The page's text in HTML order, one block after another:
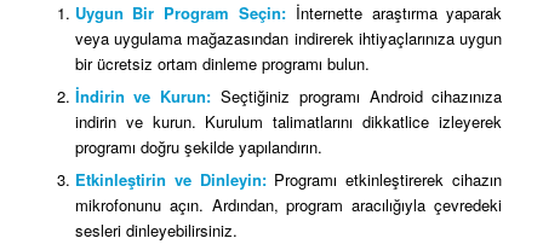
Uygun Bir Program Seçin: İnternette araştırma yaparak
veya uygulama mağazasından indirerek ihtiyaçlarınıza uygun
bir ücretsiz ortam dinleme programı bulun.
İndirin ve Kurun: Seçtiğiniz programı Android cihazınıza
indirin ve kurun. Kurulum talimatlarını dikkatlice izleyerek
programı doğru şekilde yapılandırın.
Etkinleştirin ve Dinleyin:Programı etkinleştirerek cihazın
mikrofonunu açın. Ardından, program aracılığıyla çevredeki
sesleri dinleyebilirsiniz.